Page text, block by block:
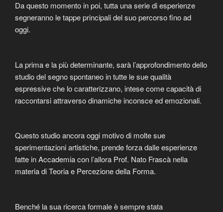
Da questo momento in poi, tutta una serie di esperienze
segneranno le tappe principali del suo percorso fino ad
oggi.
La prima e la più determinante, sarà l’approfondimento dello
studio del segno spontaneo in tutte le sue qualità
espressive che lo caratterizzano, intese come capacità di
raccontarsi attraverso dinamiche inconsce ed emozionali.
Questo studio ancora oggi motivo di molte sue
sperimentazioni artistiche, prende forza dalle esperienze
fatte in Accademia con l’allora Prof. Nato Frascà nella
materia di Teoria e Percezione della Forma.
Benché la sua ricerca formale è sempre stata